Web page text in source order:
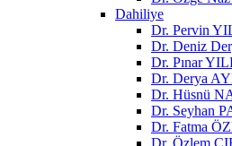
Dahiliye
Dr. Pervin
Dr. Deniz
Dr. Pınar
Dr. Derya
Dr. Hüsnü
Dr. Seyhan
Dr. Fatma
Dr. Özlem